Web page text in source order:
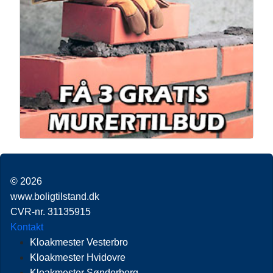
© 2026
www.boligtilstand.dk
CVR-nr. 31135915
Kontakt
Kloakmester Vesterbro
Kloakmester Hvidovre